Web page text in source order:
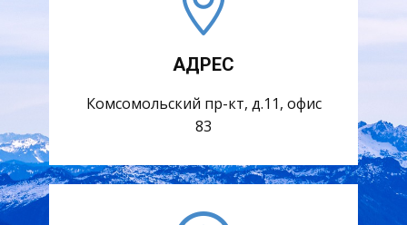
АДРЕС
Комсомольский пр-кт, д.11, офис
83